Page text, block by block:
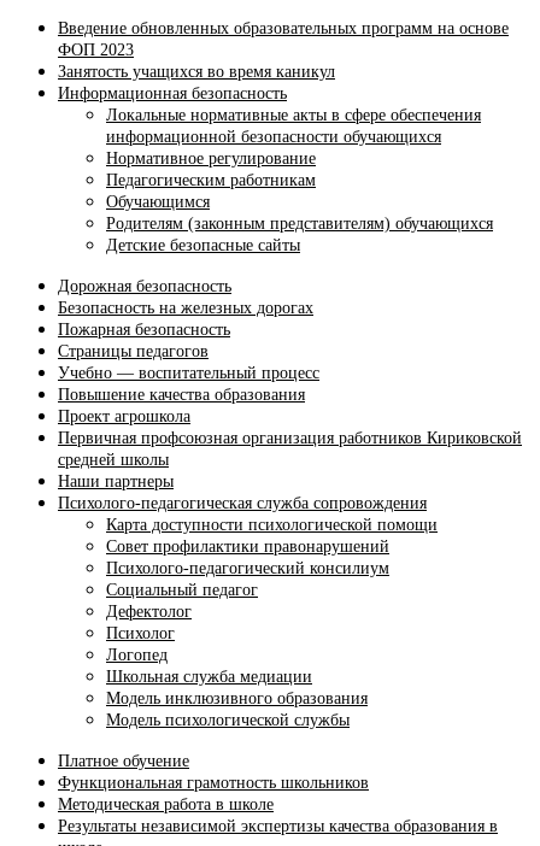
Введение обновленных образовательных программ на основе
ФОП 2023
Занятость учащихся во время каникул
Информационная безопасность
Локальные нормативные акты в сфере обеспечения
информационной безопасности обучающихся
Нормативное регулирование
Педагогическим работникам
Обучающимся
Родителям (законным представителям) обучающихся
Детские безопасные сайты
Дорожная безопасность
Безопасность на железных дорогах
Пожарная безопасность
Страницы педагогов
Учебно — воспитательный процесс
Повышение качества образования
Проект агрошкола
Первичная профсоюзная организация работников Кириковской
средней школы
Наши партнеры
Психолого-педагогическая служба сопровождения
Карта доступности психологической помощи
Совет профилактики правонарушений
Психолого-педагогический консилиум
Социальный педагог
Дефектолог
Психолог
Логопед
Школьная служба медиации
Модель инклюзивного образования
Модель психологической службы
Платное обучение
Функциональная грамотность школьников
Методическая работа в школе
Результаты независимой экспертизы качества образования в